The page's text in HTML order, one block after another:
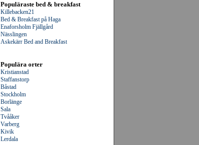
Populäraste bed & breakfast
Killebacken21
Bed & Breakfast på Haga
Enaforsholm Fjällgård
Nässlingen
Askekärr Bed and Breakfast
Populära orter
Kristianstad
Staffanstorp
Båstad
Stockholm
Borlänge
Sala
Tvååker
Varberg
Kivik
Lerdala